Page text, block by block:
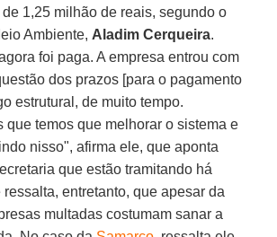
1,25 milhão de reais, segundo o
Ambiente, Aladim Cerqueira.
foi paga. A empresa entrou com
dos prazos [para o pagamento
estrutural, de muito tempo.
que temos que melhorar o sistema e
nisso", afirma ele, que aponta
que estão tramitando há
entretanto, que apesar da
multadas costumam sanar a